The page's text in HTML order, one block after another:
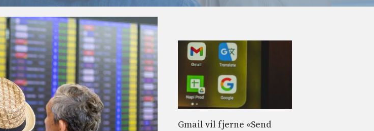
Gmail vil fjerne «Send